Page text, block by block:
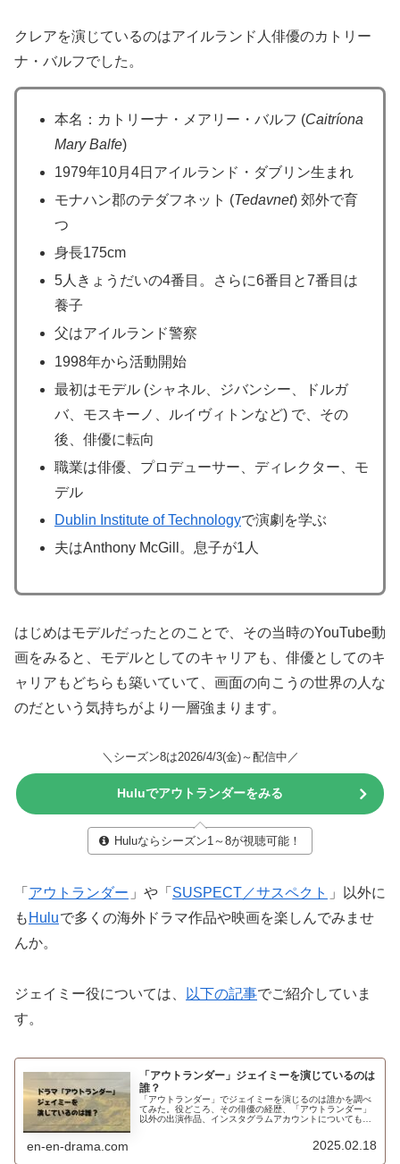
クレアを演じているのはアイルランド人俳優のカトリー
ナ・バルフでした。
本名：カトリーナ・メアリー・バルフ (Caitríona
Mary Balfe)
1979年10月4日アイルランド・ダブリン生まれ
モナハン郡のテダフネット (Tedavnet) 郊外で育
つ
身長175cm
5人きょうだいの4番目。さらに6番目と7番目は
養子
父はアイルランド警察
1998年から活動開始
最初はモデル (シャネル、ジバンシー、ドルガ
バ、モスキーノ、ルイヴィトンなど) で、その
後、俳優に転向
職業は俳優、プロデューサー、ディレクター、モ
デル
Dublin Institute of Technologyで演劇を学ぶ
夫はAnthony McGill。息子が1人
はじめはモデルだったとのことで、その当時のYouTube動
画をみると、モデルとしてのキャリアも、俳優としてのキ
ャリアもどちらも築いていて、画面の向こうの世界の人な
のだという気持ちがより一層強まります。
＼シーズン8は2026/4/3(金)～配信中／
Huluでアウトランダーをみる
Huluならシーズン1～8が視聴可能！
「 アウトランダー 」や「 SUSPECT／サスペクト
」以外に
も Huluで多くの海外ドラマ作品や映画を楽しんでみませ
んか。
ジェイミー役については、 以下の記事でご紹介していま
す。
「アウトランダー」ジェイミーを演じているのは
誰？
「アウトランダー」でジェイミーを演じるのは誰かを調べ
てみた。役どころ、その俳優の経歴、「アウトランダー」
以外の出演作品、インスタグラムアカウントについてもご
en-en-drama.com 2025.02.18